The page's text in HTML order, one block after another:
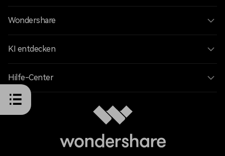
Wondershare
KI entdecken
Hilfe-Center